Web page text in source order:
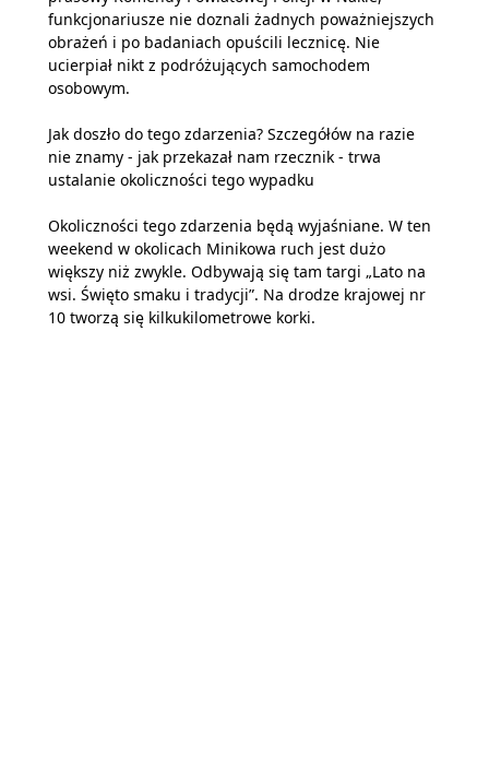
funkcjonariusze nie doznali żadnych poważniejszych
obrażeń i po badaniach opuścili lecznicę. Nie
ucierpiał nikt z podróżujących samochodem
osobowym.
Jak doszło do tego zdarzenia? Szczegółów na razie
nie znamy - jak przekazał nam rzecznik - trwa
ustalanie okoliczności tego wypadku
Okoliczności tego zdarzenia będą wyjaśniane. W ten
weekend w okolicach Minikowa ruch jest dużo
większy niż zwykle. Odbywają się tam targi „Lato na
wsi. Święto smaku i tradycji”. Na drodze krajowej nr
10 tworzą się kilkukilometrowe korki.